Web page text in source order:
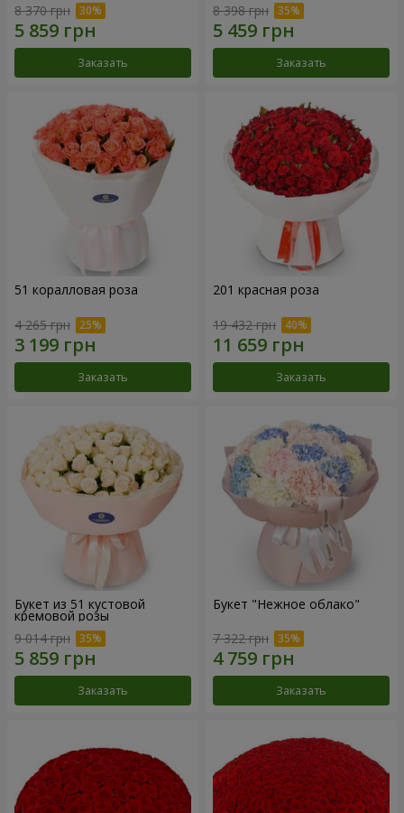
8 370 грн
Заказать
8 398 грн
Заказать
51 коралловая роза
4 265 грн
Заказать
201 красная роза
19 432 грн
Заказать
Букет из 51 кустовой
кремовой розы
9 014 грн
Заказать
Букет "Нежное облако"
7 322 грн
Заказать